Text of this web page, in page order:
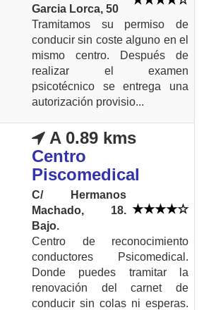
Garcia Lorca, 50
Tramitamos su permiso de
conducir sin coste alguno en el
mismo centro. Después de
realizar el examen
psicotécnico se entrega una
autorización provisio...
A 0.89 kms
Centro
Piscomedical
C/ Hermanos
Machado, 18.
Bajo.
Centro de reconocimiento
conductores Psicomedical.
Donde puedes tramitar la
renovación del carnet de
conducir sin colas ni esperas.